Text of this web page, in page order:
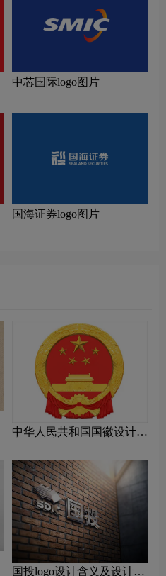
中芯国际logo图片
国海证券logo图片
中华人民共和国国徽设计含
国投logo设计含义及设计理